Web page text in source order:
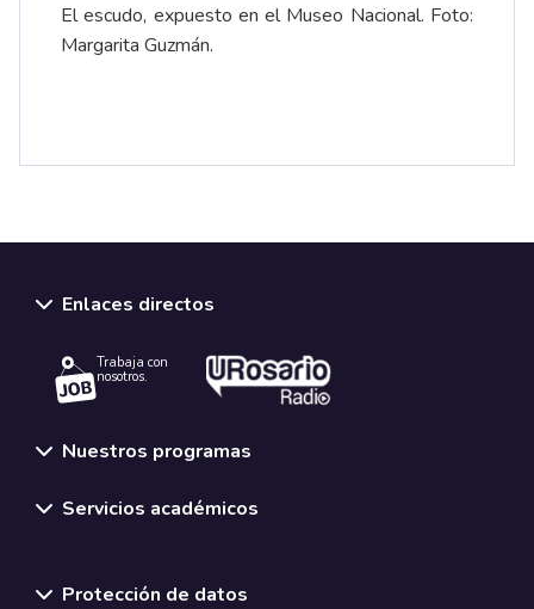
El escudo, expuesto en el Museo Nacional. Foto:
Margarita Guzmán.
Enlaces directos
Trabaja con
nosotros.
Nuestros programas
Servicios académicos
Protección de datos